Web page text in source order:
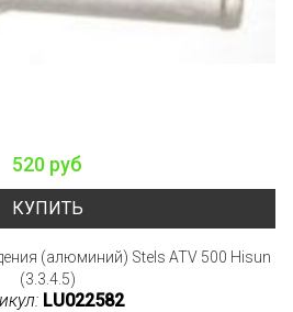
520 руб
КУПИТЬ
(алюминий) Stels ATV 500 Hisun
(3.3.4.5)
LU022582